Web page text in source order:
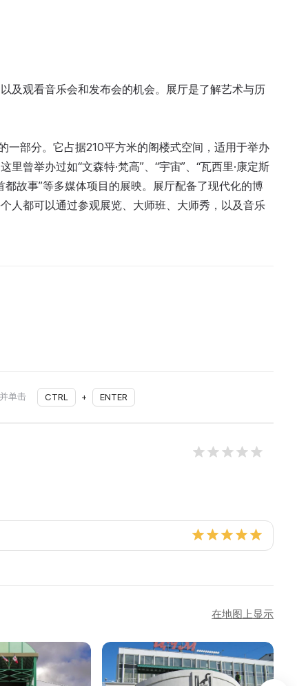
及观看音乐会和发布会的机会。展厅是了解艺术与历
一部分。它占据210平方米的阁楼式空间，适用于举办
曾举办过如“文森特·梵高”、“宇宙”、“瓦西里·康定斯
故事”等多媒体项目的展映。展厅配备了现代化的博
人都可以通过参观展览、大师班、大师秀，以及音乐
单击 CTRL + ENTER
在地图上显示